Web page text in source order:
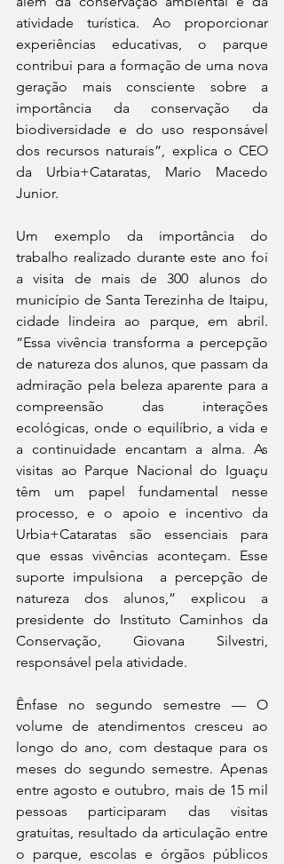
atividade turística. Ao proporcionar
experiências educativas, o parque
contribui para a formação de uma nova
geração mais consciente sobre a
importância da conservação da
biodiversidade e do uso responsável
dos recursos naturais”, explica o CEO
da Urbia+Cataratas, Mario Macedo
Junior.
Um exemplo da importância do
trabalho realizado durante este ano foi
a visita de mais de 300 alunos do
município de Santa Terezinha de Itaipu,
cidade lindeira ao parque, em abril.
“Essa vivência transforma a percepção
de natureza dos alunos, que passam da
admiração pela beleza aparente para a
compreensão das interações
ecológicas, onde o equilíbrio, a vida e
a continuidade encantam a alma. As
visitas ao Parque Nacional do Iguaçu
têm um papel fundamental nesse
processo, e o apoio e incentivo da
Urbia+Cataratas são essenciais para
que essas vivências aconteçam. Esse
suporte impulsiona  a percepção de
natureza dos alunos,” explicou a
presidente do Instituto Caminhos da
Conservação, Giovana Silvestri,
responsável pela atividade.
Ênfase no segundo semestre — O
volume de atendimentos cresceu ao
longo do ano, com destaque para os
meses do segundo semestre. Apenas
entre agosto e outubro, mais de 15 mil
pessoas participaram das visitas
gratuitas, resultado da articulação entre
o parque, escolas e órgãos públicos